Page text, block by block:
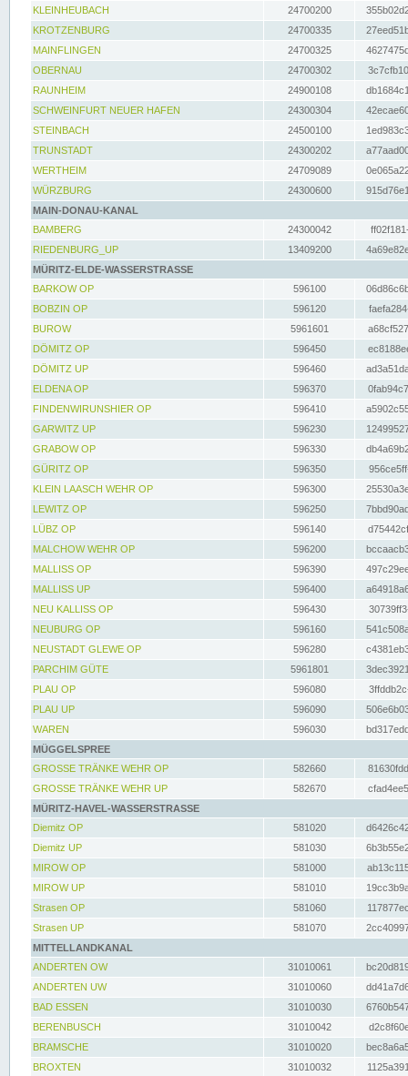
KLEINHEUBACH 24700200
KROTZENBURG
24700335
MAINFLINGEN
24700325
OBERNAU
24700302
RAUNHEIM
24900108
SCHWEINFURT NEUER HAFEN
24300304
STEINBACH
24500100
TRUNSTADT
24300202
WERTHEIM
24709089
WÜRZBURG
24300600
MAIN-DONAU-KANAL
BAMBERG
24300042
RIEDENBURG_UP
13409200
MÜRITZ-ELDE-WASSERSTRASSE
BARKOW OP
596100
BOBZIN OP
596120
BUROW
5961601
DÖMITZ OP
596450
DÖMITZ UP
596460
ELDENA OP
596370
FINDENWIRUNSHIER OP
596410
GARWITZ UP
596230
GRABOW OP
596330
GÜRITZ OP
596350
KLEIN LAASCH WEHR OP
596300
LEWITZ OP
596250
LÜBZ OP
596140
MALCHOW WEHR OP
596200
MALLISS OP
596390
MALLISS UP
596400
NEU KALLISS OP
596430
NEUBURG OP
596160
NEUSTADT GLEWE OP
596280
PARCHIM GÜTE
5961801
PLAU OP
596080
PLAU UP
596090
WAREN
596030
MÜGGELSPREE
GROSSE TRÄNKE WEHR OP
582660
GROSSE TRÄNKE WEHR UP
582670
MÜRITZ-HAVEL-WASSERSTRASSE
Diemitz OP
581020
Diemitz UP
581030
MIROW OP
581000
MIROW UP
581010
Strasen OP
581060
Strasen UP
581070
MITTELLANDKANAL
ANDERTEN OW
31010061
ANDERTEN UW
31010060
BAD ESSEN
31010030
BERENBUSCH
31010042
BRAMSCHE
31010020
BROXTEN
31010032